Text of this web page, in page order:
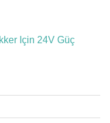
Için 24V Güç